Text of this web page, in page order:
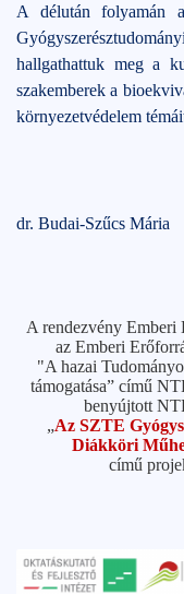
A délután folyamán
hallgathattuk meg a
szakemberek a
környezetvédelem
dr. Budai-Szűcs Mária
A rendezvény Emberi
az Emberi
"A hazai
támogatása” című
benyújtott
„Az SZTE
Diákköri
című